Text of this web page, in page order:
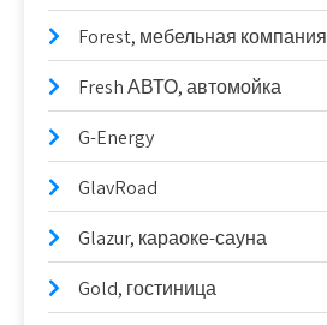
Forest, мебельная компания
Fresh АВТО, автомойка
G-Energy
GlavRoad
Glazur, караоке-сауна
Gold, гостиница